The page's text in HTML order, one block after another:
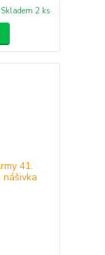
Skladem 2 ks